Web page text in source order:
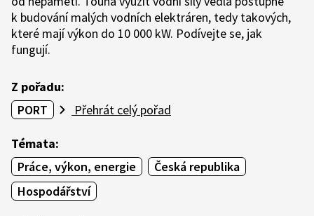
k budování malých vodních elektráren, tedy takových,
které mají výkon do 10 000 kW. Podívejte se, jak
fungují.
Z pořadu:
PORT
Přehrát celý pořad
Témata:
Práce, výkon, energie
Česká republika
Hospodářství